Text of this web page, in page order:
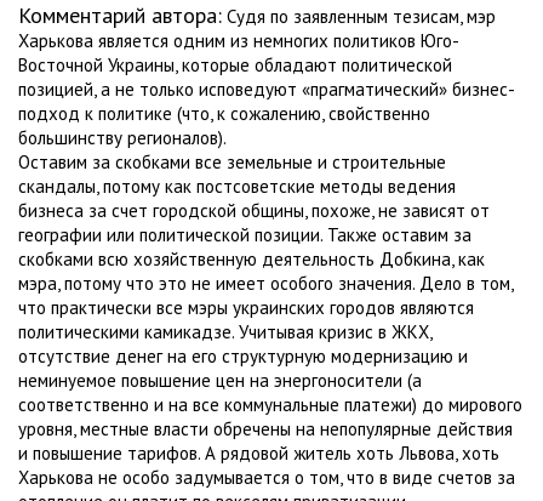
Комментарий автора: Судя по заявленным тезисам, мэр
Харькова является одним из немногих политиков Юго-
Восточной Украины, которые обладают политической
позицией, а не только исповедуют «прагматический» бизнес-
подход к политике (что, к сожалению, свойственно
большинству регионалов).
Оставим за скобками все земельные и строительные
скандалы, потому как постсоветские методы ведения
бизнеса за счет городской общины, похоже, не зависят от
географии или политической позиции. Также оставим за
скобками всю хозяйственную деятельность Добкина, как
мэра, потому что это не имеет особого значения. Дело в том,
что практически все мэры украинских городов являются
политическими камикадзе. Учитывая кризис в ЖКХ,
отсутствие денег на его структурную модернизацию и
неминуемое повышение цен на энергоносители (а
соответственно и на все коммунальные платежи) до мирового
уровня, местные власти обречены на непопулярные действия
и повышение тарифов. А рядовой житель хоть Львова, хоть
Харькова не особо задумывается о том, что в виде счетов за